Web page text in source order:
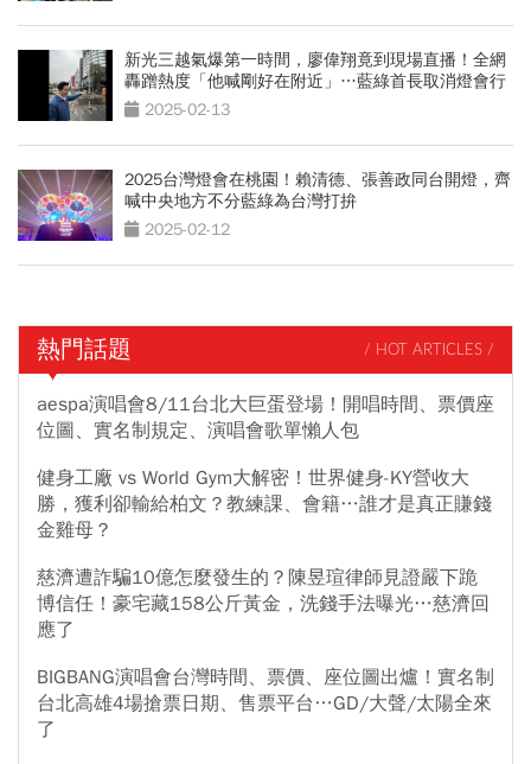
新光三越氣爆第一時間，廖偉翔竟到現場直播！全網
轟蹭熱度「他喊剛好在附近」…藍綠首長取消燈會行
程 2025-02-13
2025台灣燈會在桃園！賴清德、張善政同台開燈，齊
喊中央地方不分藍綠為台灣打拚
2025-02-12
熱門話題 / HOT ARTICLES /
aespa演唱會8/11台北大巨蛋登場！開唱時間、票價座
位圖、實名制規定、演唱會歌單懶人包
健身工廠 vs World Gym大解密！世界健身-KY營收大
勝，獲利卻輸給柏文？教練課、會籍…誰才是真正賺錢
金雞母？
慈濟遭詐騙10億怎麼發生的？陳昱瑄律師見證嚴下跪
博信任！豪宅藏158公斤黃金，洗錢手法曝光…慈濟回
應了
BIGBANG演唱會台灣時間、票價、座位圖出爐！實名制
台北高雄4場搶票日期、售票平台…GD/大聲/太陽全來
了